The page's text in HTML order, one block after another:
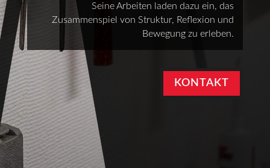
Seine Arbeiten laden dazu ein, das
Zusammenspiel von Struktur, Reflexion und
Bewegung zu erleben.
KONTAKT